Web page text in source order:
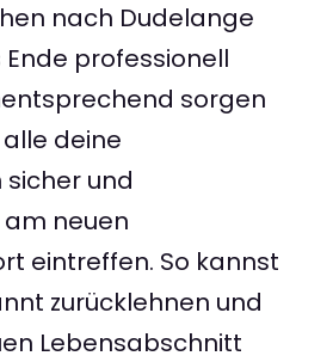
nach Dudelange
professionell
sorgen
deine
und
neuen
eintreffen. So kannst
zurücklehnen und
Lebensabschnitt